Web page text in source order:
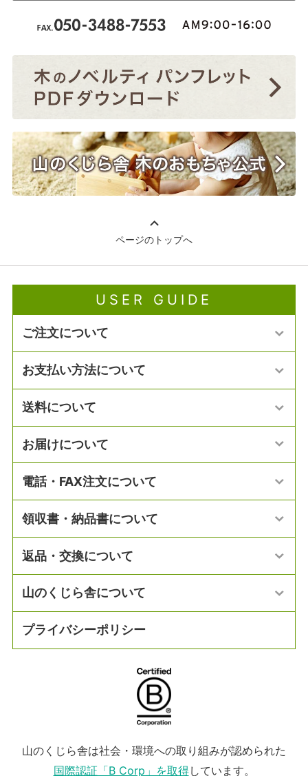
ページのトップへ
USER GUIDE
ご注文について
お支払い方法について
送料について
お届けについて
電話・FAX注文について
領収書・納品書について
返品・交換について
山のくじら舎について
プライバシーポリシー
山のくじら舎は社会・環境への取り組みが認められた
国際認証「B Corp」を取得しています。